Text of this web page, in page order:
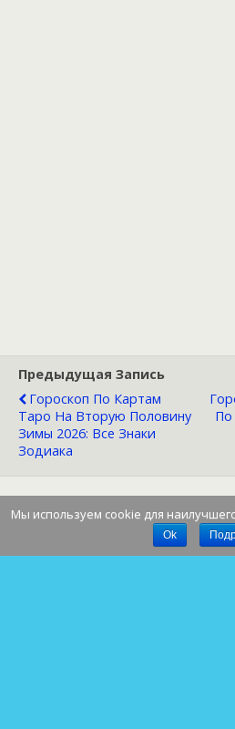
Предыдущая Запись
Гороскоп По Картам
Таро На Вторую Половину
Зимы 2026: Все Знаки
Зодиака
По
Мы используем cookie для
Ok Наверх